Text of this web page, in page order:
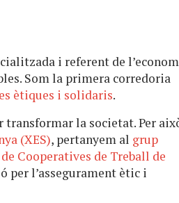
i referent de
Som la primera corredoria
ètiques i solidaris.
transformar la societat. Per
(XES), pertanyem al grup
Cooperatives de Treball de
per l’assegurament ètic i